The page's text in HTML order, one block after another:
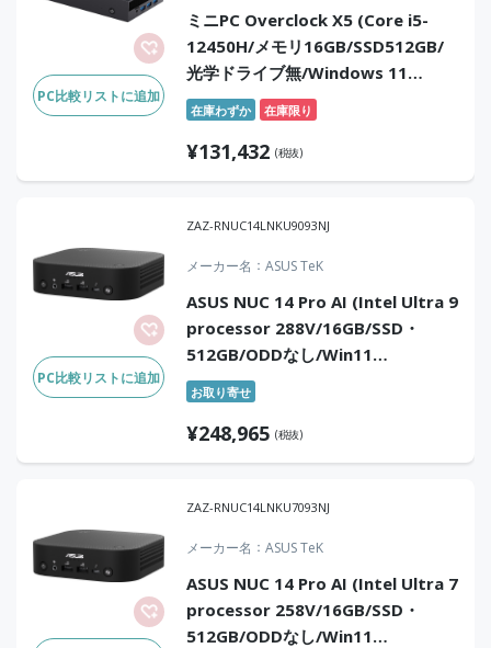
PC比較リストに追加
ミニPC Overclock X5 (Core i5-
12450H/メモリ16GB/SSD512GB/
光学ドライブ無/Windows 11
Pro/Office無)
在庫わずか 在庫限り
¥131,432 (税抜)
PC比較リストに追加
ZAZ-RNUC14LNKU9093NJ
メーカー名 ASUS TeK
ASUS NUC 14 Pro AI (Intel Ultra 9
processor 288V/16GB/SSD・
512GB/ODDなし/Win11
Pro/WiFi7/BT)
お取り寄せ
¥248,965 (税抜)
ZAZ-RNUC14LNKU7093NJ
メーカー名 ASUS TeK
ASUS NUC 14 Pro AI (Intel Ultra 7
processor 258V/16GB/SSD・
512GB/ODDなし/Win11